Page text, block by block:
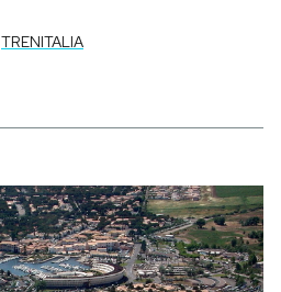
TRENITALIA